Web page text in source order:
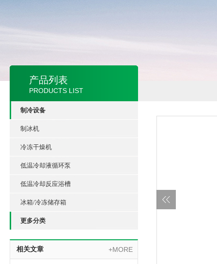
产品列表
PRODUCTS LIST
制冷设备
制冰机
冷冻干燥机
低温冷却液循环泵
低温冷却反应浴槽
冰箱/冷冻储存箱
更多分类
相关文章 +MORE